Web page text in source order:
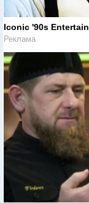
Iconic '90s
Реклама